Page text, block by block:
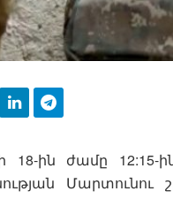
18-ին ժամը
Մարտունու